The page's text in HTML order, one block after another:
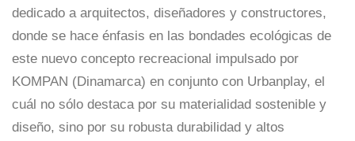
dedicado a arquitectos, diseñadores y constructores,
donde se hace énfasis en las bondades ecológicas de
este nuevo concepto recreacional impulsado por
KOMPAN (Dinamarca) en conjunto con Urbanplay, el
cuál no sólo destaca por su materialidad sostenible y
diseño, sino por su robusta durabilidad y altos